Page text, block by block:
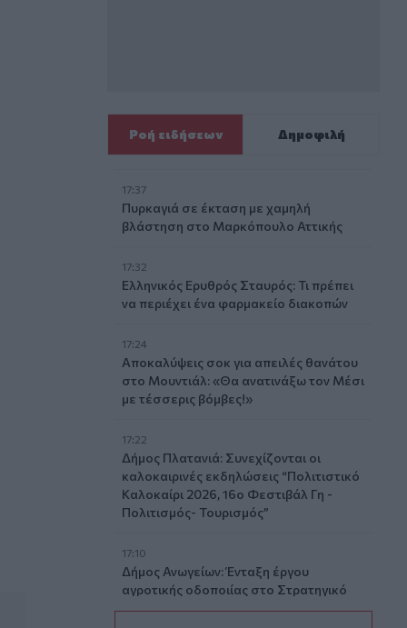
Ροή ειδήσεων Δημοφιλή
17:37
Πυρκαγιά σε έκταση με χαμηλή
βλάστηση στο Μαρκόπουλο Αττικής
17:32
Ελληνικός Ερυθρός Σταυρός: Τι πρέπει
να περιέχει ένα φαρμακείο διακοπών
17:24
Aποκαλύψεις σοκ για απειλές θανάτου
στο Μουντιάλ: «Θα ανατινάξω τον Μέσι
με τέσσερις βόμβες!»
17:22
Δήμος Πλατανιά: Συνεχίζονται οι
καλοκαιρινές εκδηλώσεις “Πολιτιστικό
Καλοκαίρι 2026, 16ο Φεστιβάλ Γη -
Πολιτισμός- Τουρισμός”
17:10
Δήμος Ανωγείων: Ένταξη έργου
αγροτικής οδοποιίας στο Στρατηγικό
Σχέδιο ΚΑΠ 2023–2027